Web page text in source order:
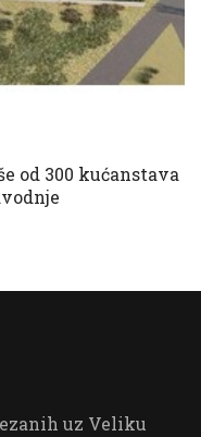
od 300 kućanstava
uz Veliku